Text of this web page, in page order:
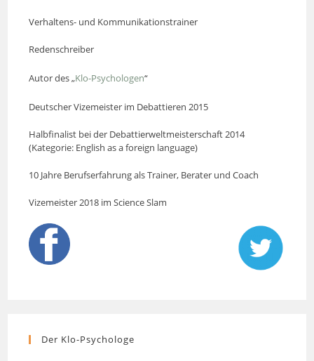
Verhaltens- und Kommunikationstrainer
Redenschreiber
Autor des „Klo-Psychologen“
Deutscher Vizemeister im Debattieren 2015
Halbfinalist bei der Debattierweltmeisterschaft 2014
(Kategorie: English as a foreign language)
10 Jahre Berufserfahrung als Trainer, Berater und Coach
Vizemeister 2018 im Science Slam
Der Klo-Psychologe